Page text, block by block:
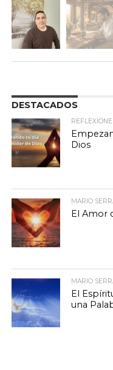
DESTACADOS
Dios
MARIO
El Amor
MARIO
El
una